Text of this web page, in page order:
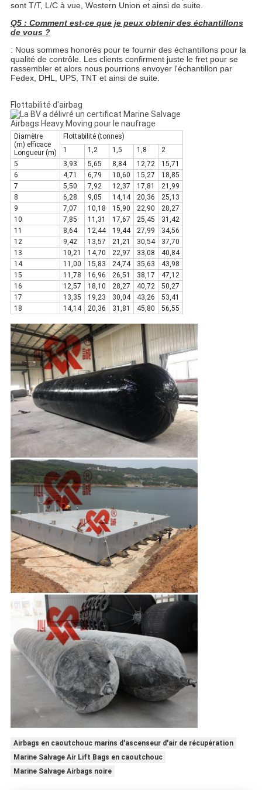
sont T/T, L/C à vue, Western Union et ainsi de suite.
Q5 : Comment est-ce que je peux obtenir des échantillons
de vous ?
: Nous sommes honorés pour te fournir des échantillons pour la
qualité de contrôle. Les clients confirment juste le fret pour se
rassembler et alors nous pourrions envoyer l'échantillon par
Fedex, DHL, UPS, TNT et ainsi de suite.
Flottabilité d'airbag
Diamètre
(m) efficace
Longueur (m)
Flottabilité (tonnes)
1
1,2 1,5 1,8
2
5
3,93 5,65 8,84 12,72
15,71
6
4,71 6,79 10,60 15,27
18,85
7
5,50 7,92 12,37 17,81
21,99
8
6,28 9,05 14,14 20,36
25,13
9
7,07 10,18 15,90 22,90
28,27
10
7,85 11,31 17,67 25,45
31,42
11
8,64 12,44 19,44 27,99
34,56
12
9,42 13,57 21,21 30,54
37,70
13
10,21 14,70 22,97 33,08
40,84
14
11,00 15,83 24,74 35,63
43,98
15
11,78 16,96 26,51 38,17
47,12
16
12,57 18,10 28,27 40,72
50,27
17
13,35 19,23 30,04 43,26
53,41
18
14,14 20,36 31,81 45,80 56,55
Airbags en caoutchouc marins d'ascenseur d'air de récupération
Marine Salvage Air Lift Bags en caoutchouc
Marine Salvage Airbags noire